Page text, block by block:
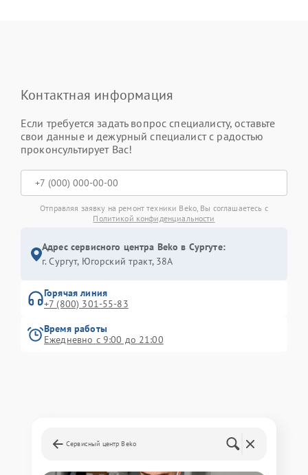
Контактная информация
Если требуется задать вопрос специалисту, оставьте
свои данные и дежурный специалист с радостью
проконсультирует Вас!
Отправляя заявку на ремонт техники Beko, Вы соглашаетесь с
Политикой конфиденциальности
Адрес сервисного центра Beko в Сургуте:
г. Сургут, Югорский тракт, 38А
Горячая линия
+7 (800) 301-55-83
Время работы
Ежедневно с 9:00 до 21:00
Сервисный центр Beko